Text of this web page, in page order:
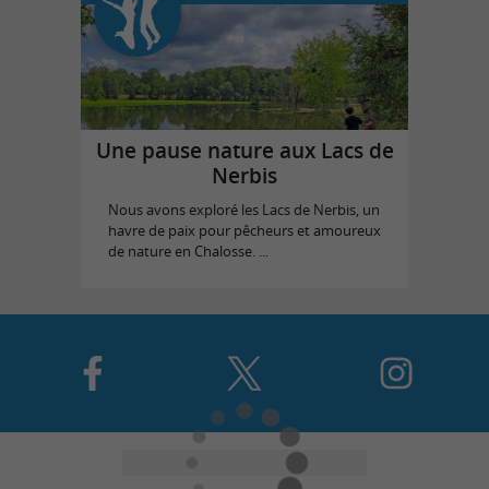
Une pause nature aux Lacs de
Nerbis
Nous avons exploré les Lacs de Nerbis, un
havre de paix pour pêcheurs et amoureux
de nature en Chalosse. ...